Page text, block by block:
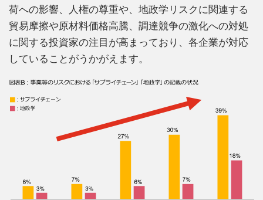
荷への影響、人権の尊重や、地政学リスクに関連する
貿易摩擦や原材料価格高騰、調達競争の激化への対処
に関する投資家の注目が高まっており、各企業が対応
していることがうかがえます。